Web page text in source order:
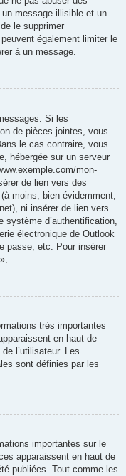
message illisible et un
le supprimer
également limiter le
à un message.
Si les
de pièces jointes, vous
le cas contraire, vous
hébergée sur un serveur
mon-
de lien vers des
moins, bien évidemment,
ni insérer de lien vers
système d’authentification,
électronique de Outlook
passe, etc. Pour insérer
très importantes
en haut de
l’utilisateur. Les
sont définies par les
importantes sur le
apparaissent en haut de
publiées. Tout comme les